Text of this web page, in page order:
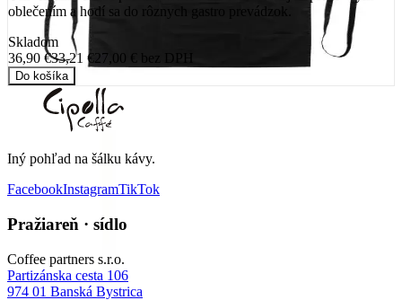
oblečením a hodí sa do rôznych gastro prevádzok.
Skladom
36,90 €33,21 €27,00 € bez DPH
Do košíka
Iný pohľad na šálku kávy.
FacebookInstagramTikTok
Pražiareň · sídlo
Coffee partners s.r.o.
Partizánska cesta 106
974 01 Banská Bystrica